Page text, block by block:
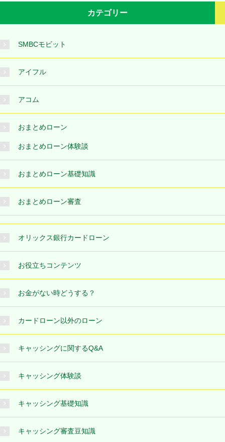
カテゴリー
SMBCモビット
アイフル
アコム
おまとめローン
おまとめローン体験談
おまとめローン基礎知識
おまとめローン審査
オリックス銀行カードローン
お役立ちコンテンツ
お金がない時どうする？
カードローン以外のローン
キャッシングに関するQ&A
キャッシング体験談
キャッシング基礎知識
キャッシング審査豆知識